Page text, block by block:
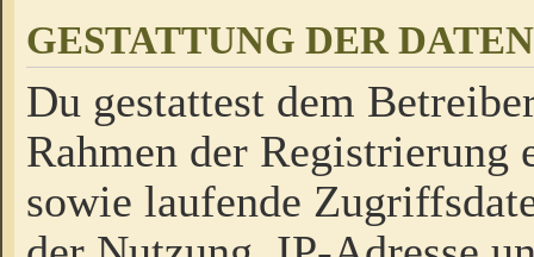
GESTATTUNG DER
Du gestattest dem
Rahmen der Registrierung
sowie laufende